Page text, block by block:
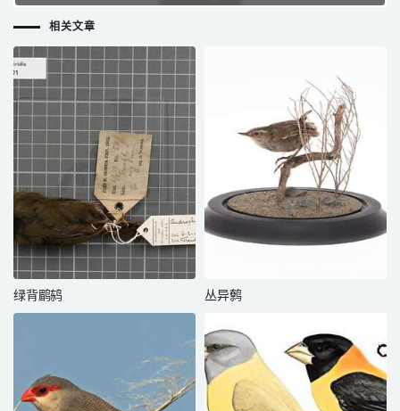
相关文章
绿背鹛鸫 丛异鹩